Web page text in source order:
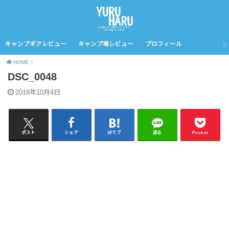
キャンプギアレビュー キャンプ場レビュー プロフィール
HOME
DSC_0048
2018年10月4日
ポスト シェア はてブ 送る Pocket